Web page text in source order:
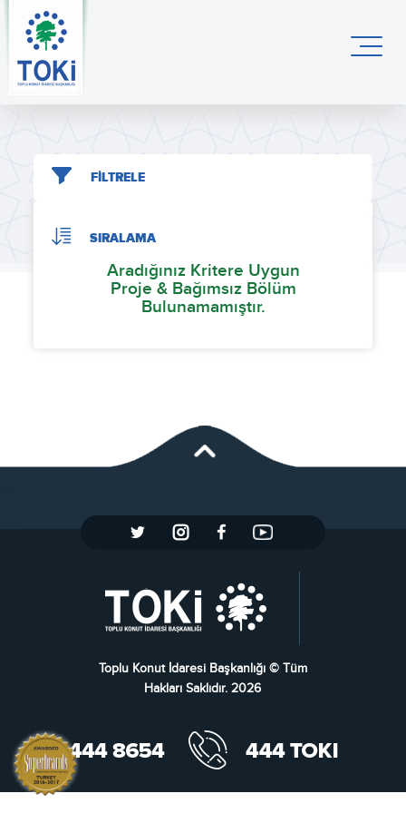
FİLTRELE
SIRALAMA
Aradığınız Kritere Uygun
Proje & Bağımsız Bölüm
Bulunamamıştır.
Toplu Konut İdaresi Başkanlığı © Tüm
Hakları Saklıdır. 2026